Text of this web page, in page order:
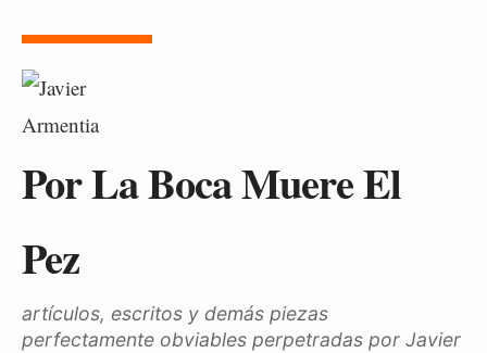
Por La Boca Muere El
Pez
artículos, escritos y demás piezas
perfectamente obviables perpetradas por Javier